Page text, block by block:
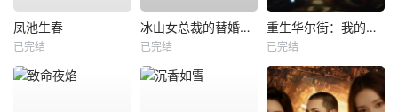
凤池生春
已完结
冰山女总裁的替婚兵王
已完结
重生华尔街：我的情报系统通未来
已完结